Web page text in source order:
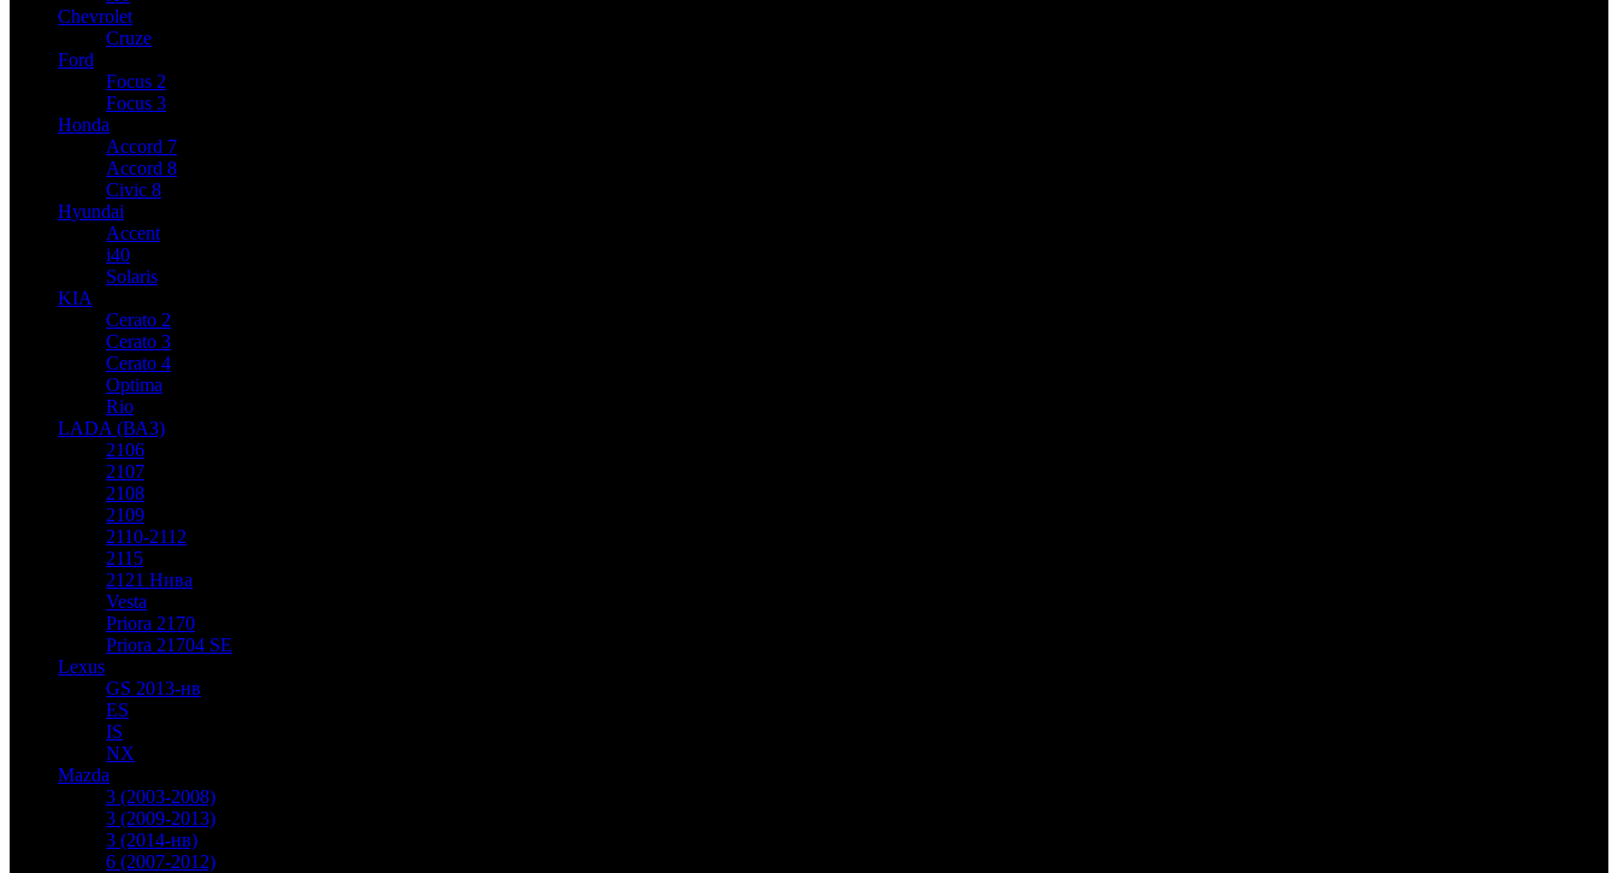
Chevrolet
Cruze
Ford
Focus 2
Focus 3
Honda
Accord 7
Accord 8
Civic 8
Hyundai
Accent
i40
Solaris
KIA
Cerato 2
Cerato 3
Cerato 4
Optima
Rio
LADA (ВАЗ)
2106
2107
2108
2109
2110-2112
2115
2121 Нива
Vesta
Priora 2170
Priora 21704 SE
Lexus
GS 2013-нв
ES
IS
NX
Mazda
3 (2003-2008)
3 (2009-2013)
3 (2014-нв)
6 (2007-2012)